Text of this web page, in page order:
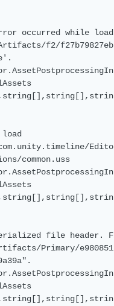
occurred while
f2/
load
com.unity.timeline/
common.uss
file header.
Primary/